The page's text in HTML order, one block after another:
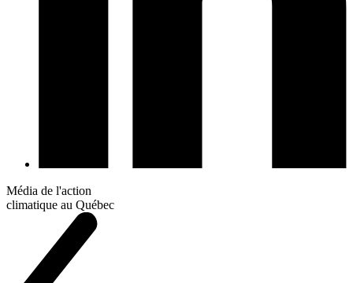
Média de l'action
climatique au Québec